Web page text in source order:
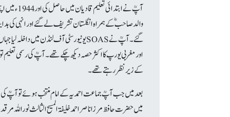
والد صاحبؓ کے ہمراہ انگلستان تشریف لے گئے اور انہی کی
اور مغربی یورپ کا اکثر حصہ دیکھ چکے تھے۔ آپؒ کی رسمی
کے زیر نظر رہتے تھے۔
میں حضرت حافظ مرزا ناصر احمد خلیفۃ المسیح الثالث نوراللہ